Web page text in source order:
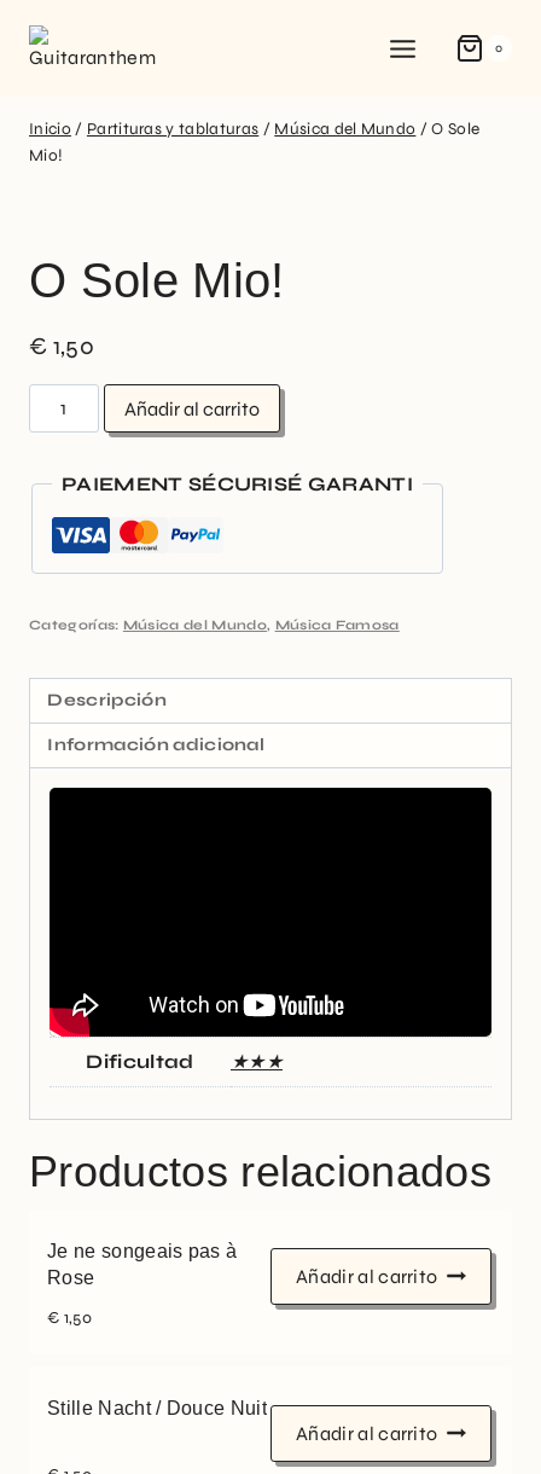
0
Inicio / Partituras y tablaturas / Música del Mundo / O Sole
Mio!
O Sole Mio!
€ 1,50
Añadir al carrito
PAIEMENT SÉCURISÉ GARANTI
Categorías: Música del Mundo, Música Famosa
Descripción
Información adicional
Dificultad ★★★
Productos relacionados
Je ne songeais pas à
Rose
€ 1,50
Añadir al carrito
Stille Nacht / Douce Nuit
Añadir al carrito